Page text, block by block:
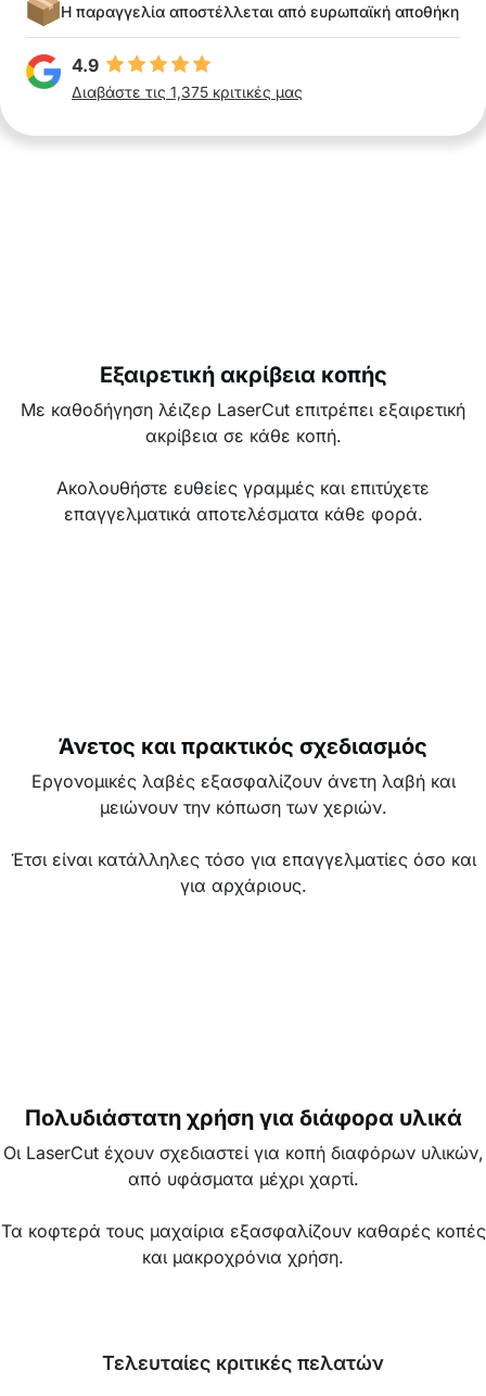
Η παραγγελία αποστέλλεται από ευρωπαϊκή αποθήκη
4.9
Διαβάστε τις 1,375 κριτικές μας
Εξαιρετική ακρίβεια κοπής
Με καθοδήγηση λέιζερ LaserCut επιτρέπει εξαιρετική
ακρίβεια σε κάθε κοπή.
Ακολουθήστε ευθείες γραμμές και επιτύχετε
επαγγελματικά αποτελέσματα κάθε φορά.
Άνετος και πρακτικός σχεδιασμός
Εργονομικές λαβές εξασφαλίζουν άνετη λαβή και
μειώνουν την κόπωση των χεριών.
Έτσι είναι κατάλληλες τόσο για επαγγελματίες όσο και
για αρχάριους.
Πολυδιάστατη χρήση για διάφορα υλικά
Οι LaserCut έχουν σχεδιαστεί για κοπή διαφόρων υλικών,
από υφάσματα μέχρι χαρτί.
Τα κοφτερά τους μαχαίρια εξασφαλίζουν καθαρές κοπές
και μακροχρόνια χρήση.
Τελευταίες κριτικές πελατών